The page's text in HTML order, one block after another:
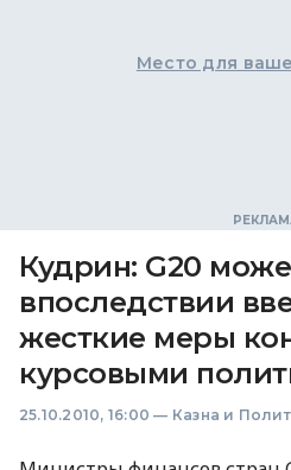
Место для
Кудрин: G20
впоследствии
жесткие меры
курсовыми
25.10.2010, 16:00 — Казна и